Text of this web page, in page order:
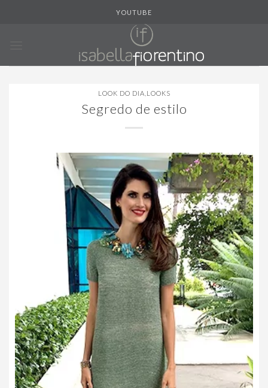
YOUTUBE
LOOK DO DIA LOOKS
Segredo de estilo